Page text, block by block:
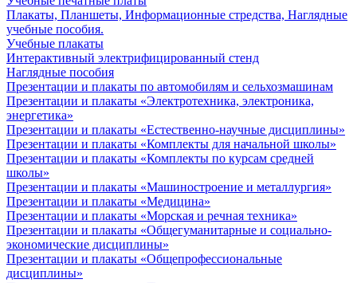
Плакаты, Планшеты, Информационные стредства, Наглядные
учебные пособия.
Учебные плакаты
Интерактивный электрифицированный стенд
Наглядные пособия
Презентации и плакаты по автомобилям и сельхозмашинам
Презентации и плакаты «Электротехника, электроника,
энергетика»
Презентации и плакаты «Естественно-научные дисциплины»
Презентации и плакаты «Комплекты для начальной школы»
Презентации и плакаты «Комплекты по курсам средней
школы»
Презентации и плакаты «Машиностроение и металлургия»
Презентации и плакаты «Медицина»
Презентации и плакаты «Морская и речная техника»
Презентации и плакаты «Общегуманитарные и социально-
экономические дисциплины»
Презентации и плакаты «Общепрофессиональные
дисциплины»